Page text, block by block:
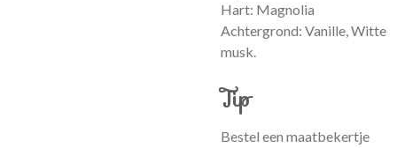
Hart: Magnolia
Achtergrond: Vanille, Witte
musk.
Tip
Bestel een maatbekertje